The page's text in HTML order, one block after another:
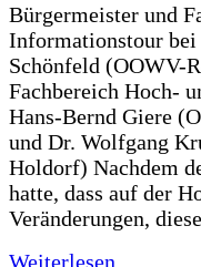
Bürgermeister und
Informationstour bei
Schönfeld (OOWV-
Fachbereich Hoch-
Hans-Bernd Giere
und Dr. Wolfgang
Holdorf) Nachdem
hatte, dass auf der
Veränderungen,
Weiterlesen